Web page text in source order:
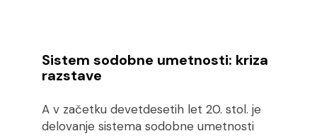
Sistem sodobne umetnosti: kriza
razstave
A v začetku devetdesetih let 20. stol. je
delovanje sistema sodobne umetnosti